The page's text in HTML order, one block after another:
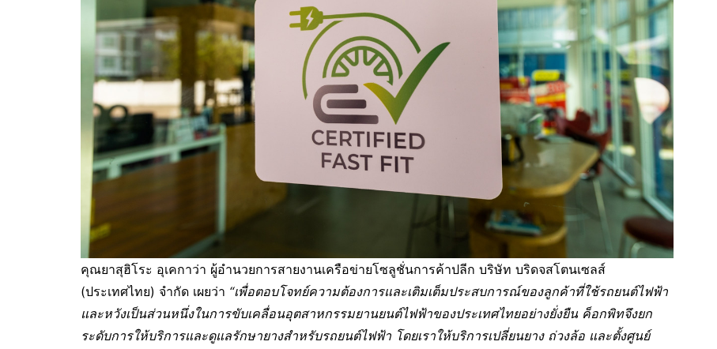
คุณยาสุฮิโระ อุเคกาว่า ผู้อำนวยการสายงานเครือข่ายโซลูชั่นการค้าปลีก บริษัท บริดจสโตนเซลส์
(ประเทศไทย) จำกัด เผยว่า “เพื่อตอบโจทย์ความต้องการและเติมเต็มประสบการณ์ของลูกค้าที่ใช้รถยนต์ไฟฟ้า
และหวังเป็นส่วนหนึ่งในการขับเคลื่อนอุตสาหกรรมยานยนต์ไฟฟ้าของประเทศไทยอย่างยั่งยืน ค็อกพิทจึงยก
ระดับการให้บริการและดูแลรักษายางสำหรับรถยนต์ไฟฟ้า โดยเราให้บริการเปลี่ยนยาง ถ่วงล้อ และตั้งศูนย์